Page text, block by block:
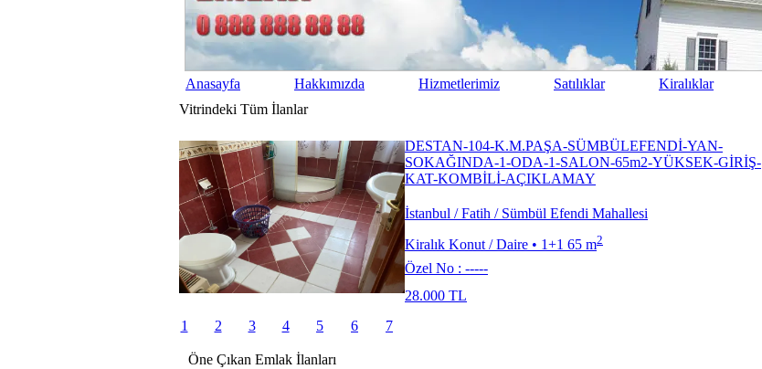
Anasayfa Hakkımızda Hizmetlerimiz Satılıklar Kiralıklar
Vitrindeki Tüm İlanlar
DESTAN-104-K.M.PAŞA-SÜMBÜLEFENDİ-YAN-
SOKAĞINDA-1-ODA-1-SALON-65m2-YÜKSEK-GİRİŞ-
KAT-KOMBİLİ-AÇIKLAMAY
İstanbul / Fatih / Sümbül Efendi Mahallesi
Kiralık Konut / Daire • 1+1 65 m2
Özel No : -----
28.000 TL
1
2 3 4 5 6 7
Öne Çıkan Emlak İlanları